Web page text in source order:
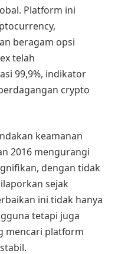
Platform ini
beragam opsi
telah
99,9%, indikator
crypto
keamanan
2016 mengurangi
dengan tidak
sejak
ini tidak hanya
tetapi juga
mencari platform